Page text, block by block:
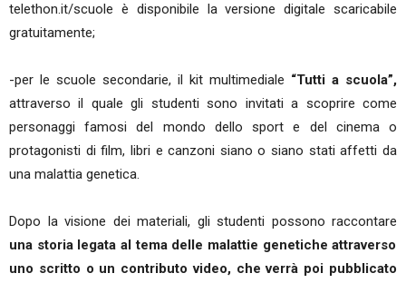
telethon.it/scuole è disponibile la versione digitale scaricabile
gratuitamente;
-per le scuole secondarie, il kit multimediale “Tutti a scuola”,
attraverso il quale gli studenti sono invitati a scoprire come
personaggi famosi del mondo dello sport e del cinema o
protagonisti di film, libri e canzoni siano o siano stati affetti da
una malattia genetica.
Dopo la visione dei materiali, gli studenti possono raccontare
una storia legata al tema delle malattie genetiche attraverso
uno scritto o un contributo video, che verrà poi pubblicato